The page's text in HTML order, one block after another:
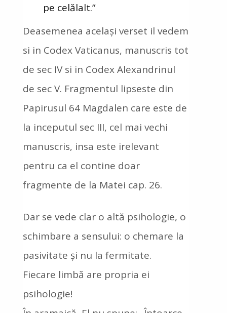
pe celălalt.”
Deasemenea același verset il vedem
si in Codex Vaticanus, manuscris tot
de sec IV si in Codex Alexandrinul
de sec V. Fragmentul lipseste din
Papirusul 64 Magdalen care este de
la inceputul sec III, cel mai vechi
manuscris, insa este irelevant
pentru ca el contine doar
fragmente de la Matei cap. 26.
Dar se vede clar o altă psihologie, o
schimbare a sensului: o chemare la
pasivitate și nu la fermitate.
Fiecare limbă are propria ei
psihologie!